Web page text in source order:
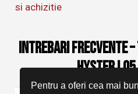
Pentru a oferi cea mai
si achizitie
Intrebari frecvente
Hyster